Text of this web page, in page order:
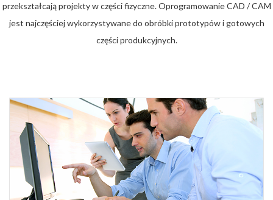
przekształcają projekty w części fizyczne. Oprogramowanie CAD / CAM
jest najczęściej wykorzystywane do obróbki prototypów i gotowych
części produkcyjnych.